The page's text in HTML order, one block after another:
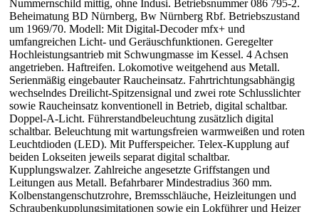
Nummernschild mittig, ohne Indusi. Betriebsnummer 086 795-2.
Beheimatung BD Nürnberg, Bw Nürnberg Rbf. Betriebszustand
um 1969/70. Modell: Mit Digital-Decoder mfx+ und
umfangreichen Licht- und Geräuschfunktionen. Geregelter
Hochleistungsantrieb mit Schwungmasse im Kessel. 4 Achsen
angetrieben. Haftreifen. Lokomotive weitgehend aus Metall.
Serienmäßig eingebauter Raucheinsatz. Fahrtrichtungsabhängig
wechselndes Dreilicht-Spitzensignal und zwei rote Schlusslichter
sowie Raucheinsatz konventionell in Betrieb, digital schaltbar.
Doppel-A-Licht. Führerstandbeleuchtung zusätzlich digital
schaltbar. Beleuchtung mit wartungsfreien warmweißen und roten
Leuchtdioden (LED). Mit Pufferspeicher. Telex-Kupplung auf
beiden Lokseiten jeweils separat digital schaltbar.
Kupplungswalzer. Zahlreiche angesetzte Griffstangen und
Leitungen aus Metall. Befahrbarer Mindestradius 360 mm.
Kolbenstangenschutzrohre, Bremsschläuche, Heizleitungen und
Schraubenkupplungsimitationen sowie ein Lokführer und Heizer